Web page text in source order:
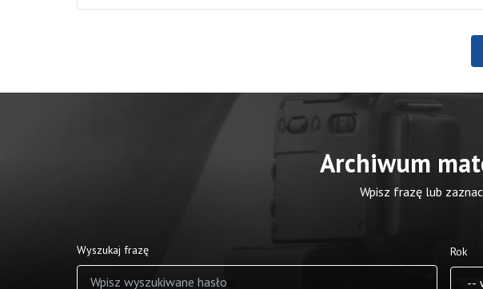
Archiwum
Wpisz frazę lub
Wyszukaj frazę Rok